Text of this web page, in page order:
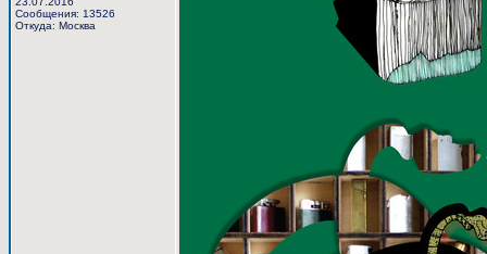
Сообщения: 13526
Откуда: Москва